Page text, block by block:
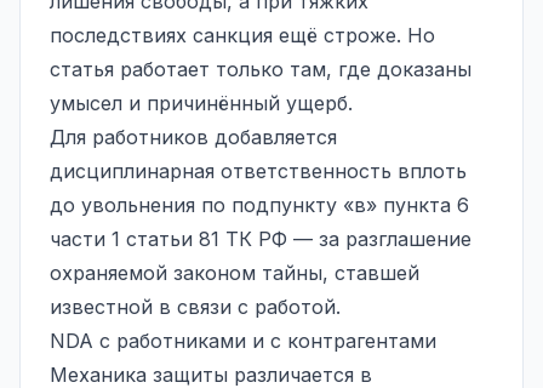
последствиях санкция ещё строже. Но
статья работает только там, где доказаны
умысел и причинённый ущерб.
Для работников добавляется
дисциплинарная ответственность вплоть
до увольнения по подпункту «в» пункта 6
части 1 статьи 81 ТК РФ — за разглашение
охраняемой законом тайны, ставшей
известной в связи с работой.
NDA с работниками и с контрагентами
Механика защиты различается в